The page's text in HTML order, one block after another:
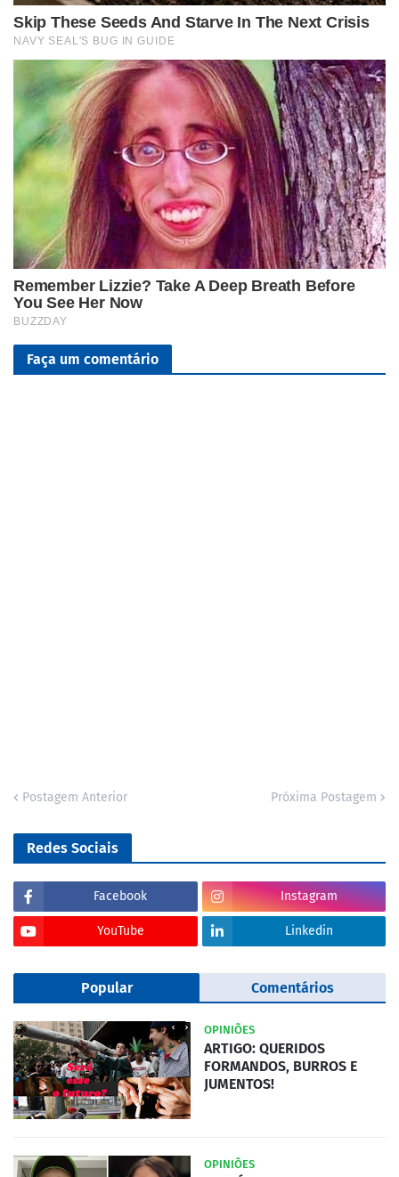
Faça um comentário
Postagem Anterior Próxima Postagem
Redes Sociais
Facebook Instagram
YouTube Linkedin
Popular Comentários
OPINIÕES
ARTIGO: QUERIDOS
FORMANDOS, BURROS E
JUMENTOS!
OPINIÕES